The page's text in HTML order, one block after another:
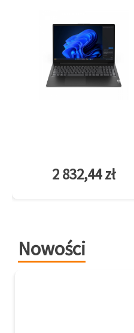
2 832,44 zł
Nowości